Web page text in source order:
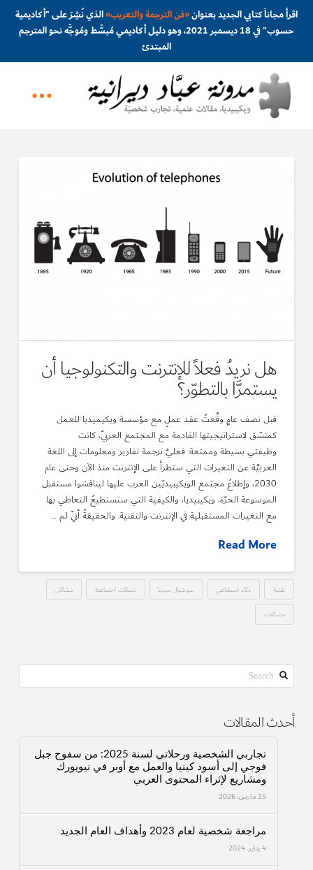
اقرأ مجاناً كتابي الجديد بعنوان«فن الترجمة والتعريب»الذي نُشِرَ على "أكاديمية
حسوب" في 18 ديسمبر 2021، وهو دليل أكاديمي مُبسَّط ومُوجَّه نحو المترجم
المبتدئ
هل نريدُ فعلاً للإنترنت والتكنولوجيا أن
يستمرَّا بالتطوّر؟
قبل نصف عامٍ وقَّعتُ عقد عملٍ مع مؤسسة ويكيميديا للعمل
كمنسّق لاستراتيجيتها القادمة مع المجتمع العربيّ، كانت
وظيفتي بسيطة وممتعة: فعليَّ ترجمة تقارير ومعلومات إلى اللغة
العربيَّة عن التغيرات التي ستطرأ على الإنترنت منذ الآن وحتى عام
2030، وإطلاعُ مجتمع الويكيبيديّين العرب عليها ليناقشوا مستقبل
الموسوعة الحرّة، ويكيبيديا، والكيفية التي ستستطيعُ التعاطي بها
مع التغيرات المستقبلية في الإنترنت والتقنية. والحقيقةُ أنّي لم …
Read More
تقنية ذكاء اصطناعي سوشيال ميديا شبكات اجتماعية مشاكل
مشكلات
Search
أحدث المقالات
تجاربي الشخصية ورحلاتي لسنة 2025: من سفوح جبل
فوجي إلى أسود كينيا والعمل مع أوبر في نيويورك
ومشاريع لإثراء المحتوى العربي
15 مارس، 2026
مراجعة شخصية لعام 2023 وأهداف العام الجديد
4 يناير، 2024